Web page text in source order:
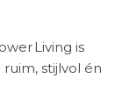
Living is
stijlvol én